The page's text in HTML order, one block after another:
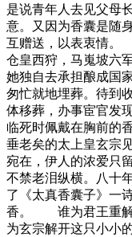
是说青年人去见父母
意。又因为香囊是随
互赠送，以表衷情
仓皇西狩，马嵬坡六
她独自去承担酿成国
匆忙就地埋葬。待到
体移葬，办事宦官发
临死时佩戴在胸前的
垂老矣的太上皇玄宗
宛在，伊人的浓爱只
不禁老泪纵横。八十
了《太真香囊子》
香。 谁为君王重
为玄宗解开这只小小